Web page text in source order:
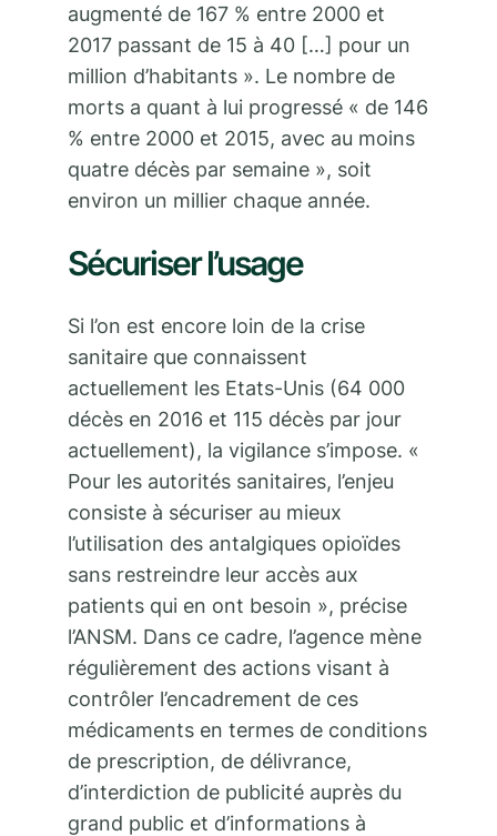
augmenté de 167 % entre 2000 et
2017 passant de 15 à 40 […] pour un
million d’habitants ». Le nombre de
morts a quant à lui progressé « de 146
% entre 2000 et 2015, avec au moins
quatre décès par semaine », soit
environ un millier chaque année.
Sécuriser l’usage
Si l’on est encore loin de la crise
sanitaire que connaissent
actuellement les Etats-Unis (64 000
décès en 2016 et 115 décès par jour
actuellement), la vigilance s’impose. «
Pour les autorités sanitaires, l’enjeu
consiste à sécuriser au mieux
l’utilisation des antalgiques opioïdes
sans restreindre leur accès aux
patients qui en ont besoin », précise
l’ANSM. Dans ce cadre, l’agence mène
régulièrement des actions visant à
contrôler l’encadrement de ces
médicaments en termes de conditions
de prescription, de délivrance,
d’interdiction de publicité auprès du
grand public et d’informations à